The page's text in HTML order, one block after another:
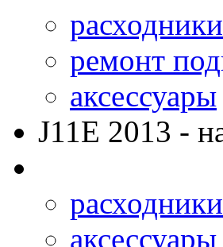
расходники
ремонт
аксессуары
J11E 2013 -
расходники
аксессуары